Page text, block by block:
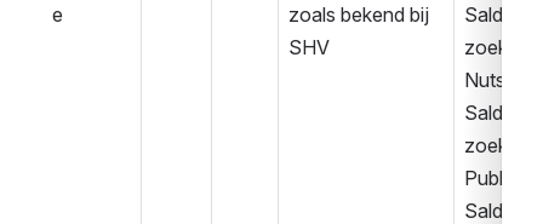
e
zoals bekend bij
SHV
Saldover
zoek
Nuts
Saldover
zoek
Publiek
Saldover